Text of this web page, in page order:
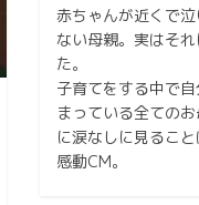
赤ちゃんが近くで
ない母親。実はそ
た。
子育てをする中で
まっている全ての
に涙なしに見るこ
感動CM。